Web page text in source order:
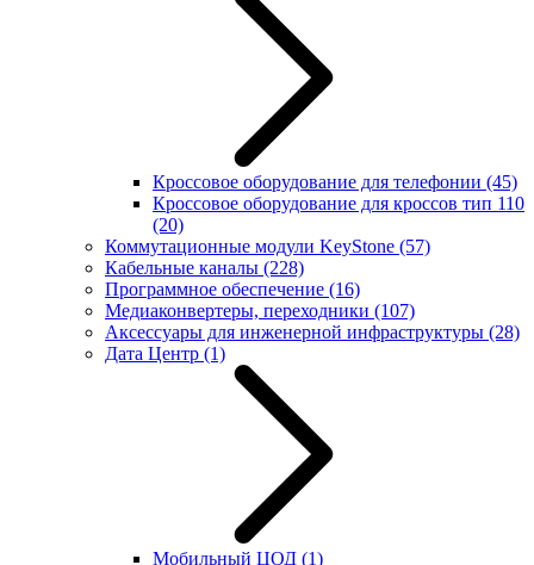
Кроссовое оборудование для телефонии (45)
Кроссовое оборудование для кроссов тип 110
(20)
Коммутационные модули KeyStone (57)
Кабельные каналы (228)
Программное обеспечение (16)
Медиаконвертеры, переходники (107)
Аксессуары для инженерной инфраструктуры (28)
Дата Центр (1)
Мобильный ЦОД (1)